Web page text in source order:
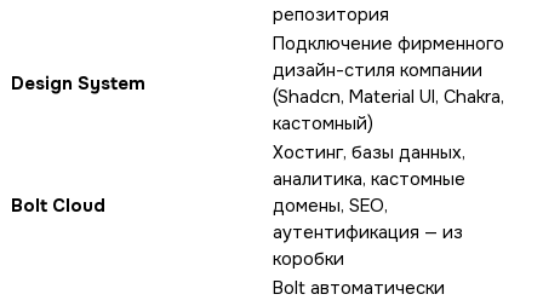
репозитория
Design System
Подключение фирменного
дизайн-стиля компании
(Shadcn, Material UI, Chakra,
кастомный)
Bolt Cloud
Хостинг, базы данных,
аналитика, кастомные
домены, SEO,
аутентификация — из
коробки
Bolt автоматически